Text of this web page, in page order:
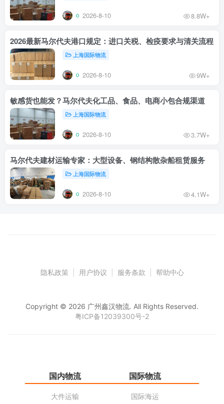
2026-8-10 8.8W+
2026最新马尔代夫港口规定：进口关税、检疫要求与清关流程
上海国际物流
2026-8-10 9W+
敏感货也能发？马尔代夫化工品、食品、电商小包合规渠道
上海国际物流
2026-8-10 3.7W+
马尔代夫建材运输专家：大型设备、钢结构散杂船租赁服务
上海国际物流
2026-8-10 4.1W+
隐私政策 用户协议 服务条款 帮助中心
Copyright © 2026 广州鑫汉物流. All Rights Reserved.
粤ICP备12039300号-2
国内物流
大件运输
国际物流
国际海运